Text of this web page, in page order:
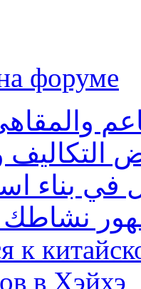
форуме
بناء
к
в Хэйхэ